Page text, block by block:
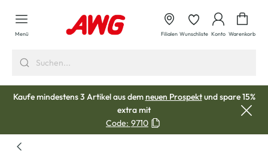
springen
Menü Filialen Wunschliste Konto Warenkorb
Kaufe mindestens 3 Artikel aus demneuen Prospektund spare 15%
extra mit
Code: 9710